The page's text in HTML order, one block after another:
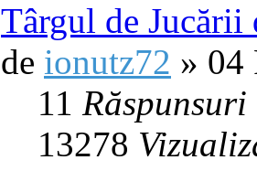
Târgul de Jucării
de ionutz72 » 04
11 Răspunsuri
13278